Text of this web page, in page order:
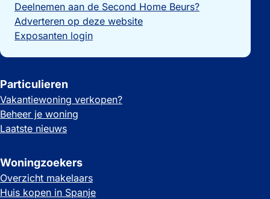
Deelnemen aan de Second Home Beurs?
Adverteren op deze website
Exposanten login
Particulieren
Vakantiewoning verkopen?
Beheer je woning
Laatste nieuws
Woningzoekers
Overzicht makelaars
Huis kopen in Spanje